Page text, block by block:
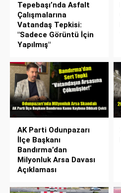
Tepebaşı’nda Asfalt
Çalışmalarına
Vatandaş Tepkisi:
"Sadece Görüntü İçin
Yapılmış"
AK Parti Odunpazarı
İlçe Başkanı
Bandırma’dan
Milyonluk Arsa Davası
Açıklaması